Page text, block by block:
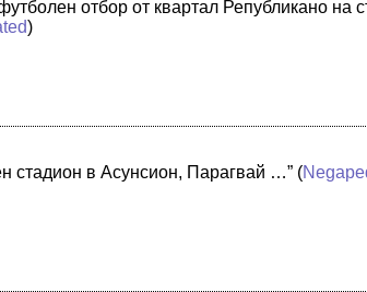
отбор от квартал Републикано
)
стадион в Асунсион, Парагвай …” (